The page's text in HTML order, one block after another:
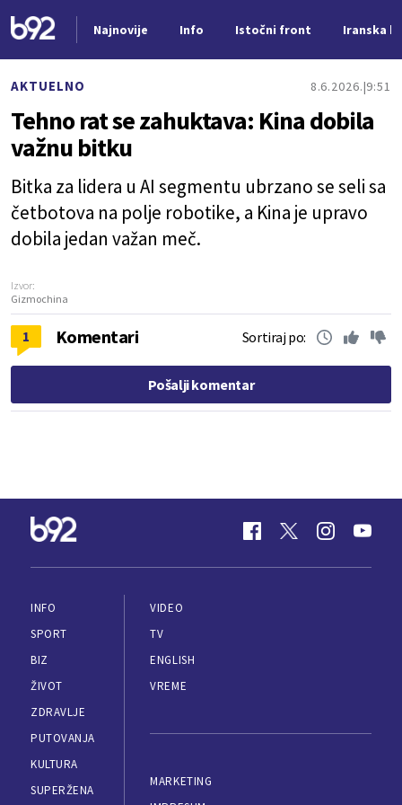
Najnovije Info Istočni front Iranska
AKTUELNO 8.6.2026. 9:51
Tehno rat se zahuktava: Kina dobila
važnu bitku
Bitka za lidera u AI segmentu ubrzano se seli sa
četbotova na polje robotike, a Kina je upravo
dobila jedan važan meč.
Izvor:
Gizmochina
1 Komentari Sortiraj po:
Pošalji komentar
INFO
SPORT
BIZ
ŽIVOT
ZDRAVLJE
PUTOVANJA
KULTURA
SUPERŽENA
VIDEO
TV
ENGLISH
VREME
MARKETING